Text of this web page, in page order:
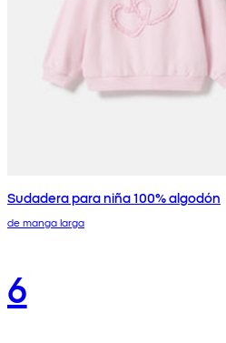
Sudadera para niña 100% algodón
de manga larga
6